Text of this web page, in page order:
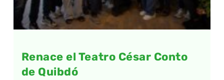
Renace el Teatro César Conto
de Quibdó